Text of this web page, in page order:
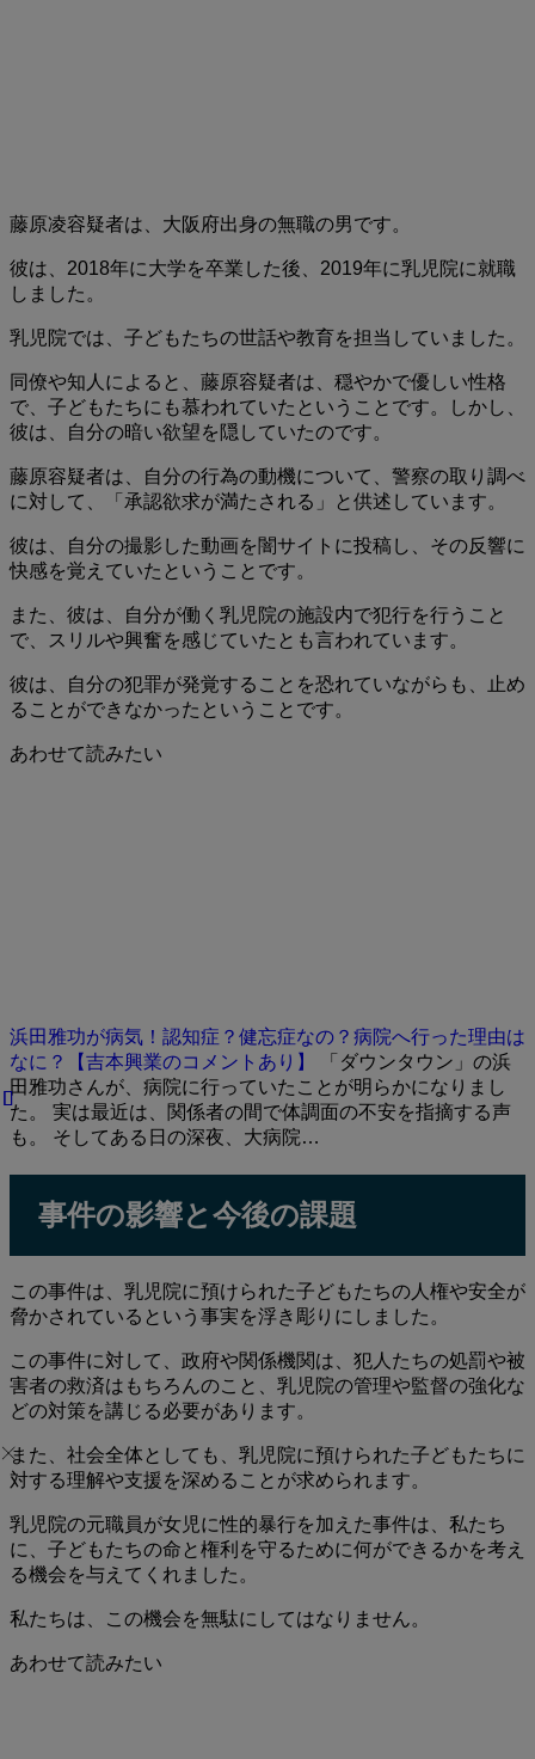
藤原凌容疑者は、大阪府出身の無職の男です。
彼は、2018年に大学を卒業した後、2019年に乳児院に就職
しました。
乳児院では、子どもたちの世話や教育を担当していました。
同僚や知人によると、藤原容疑者は、穏やかで優しい性格
で、子どもたちにも慕われていたということです。しかし、
彼は、自分の暗い欲望を隠していたのです。
藤原容疑者は、自分の行為の動機について、警察の取り調べ
に対して、「承認欲求が満たされる」と供述しています。
彼は、自分の撮影した動画を闇サイトに投稿し、その反響に
快感を覚えていたということです。
また、彼は、自分が働く乳児院の施設内で犯行を行うこと
で、スリルや興奮を感じていたとも言われています。
彼は、自分の犯罪が発覚することを恐れていながらも、止め
ることができなかったということです。
あわせて読みたい
浜田雅功が病気！認知症？健忘症なの？病院へ行った理由は
なに？【吉本興業のコメントあり】
「ダウンタウン」の浜
田雅功さんが、病院に行っていたことが明らかになりまし
た。 実は最近は、関係者の間で体調面の不安を指摘する声
も。 そしてある日の深夜、大病院…
事件の影響と今後の課題
この事件は、乳児院に預けられた子どもたちの人権や安全が
脅かされているという事実を浮き彫りにしました。
この事件に対して、政府や関係機関は、犯人たちの処罰や被
害者の救済はもちろんのこと、乳児院の管理や監督の強化な
どの対策を講じる必要があります。
また、社会全体としても、乳児院に預けられた子どもたちに
対する理解や支援を深めることが求められます。
乳児院の元職員が女児に性的暴行を加えた事件は、私たち
に、子どもたちの命と権利を守るために何ができるかを考え
る機会を与えてくれました。
私たちは、この機会を無駄にしてはなりません。
あわせて読みたい